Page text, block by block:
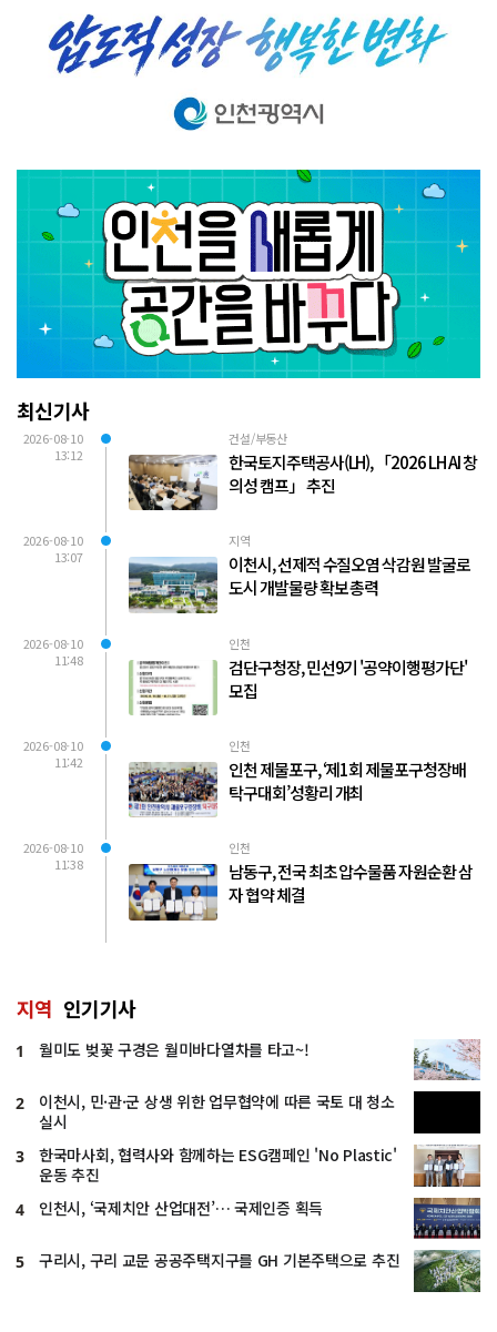
최신기사
2026-08-10
13:12
건설/부동산
한국토지주택공사(LH), 「2026 LH AI 창
의성 캠프」 추진
2026-08-10
13:07
지역
이천시, 선제적 수질오염 삭감원 발굴로
도시 개발물량 확보 총력
2026-08-10
11:48
인천
검단구청장, 민선9기 '공약이행평가단'
모집
2026-08-10
11:42
인천
인천 제물포구, ‘제1회 제물포구청장배
탁구대회’성황리 개최
2026-08-10
11:38
인천
남동구, 전국 최초 압수물품 자원순환 삼
자 협약 체결
지역 인기기사
1 월미도 벚꽃 구경은 월미바다열차를 타고~!
2
이천시, 민·관·군 상생 위한 업무협약에 따른 국토 대 청소
실시
3
한국마사회, 협력사와 함께하는 ESG캠페인 'No Plastic'
운동 추진
4 인천시, ‘국제치안 산업대전’… 국제인증 획득
5 구리시, 구리 교문 공공주택지구를 GH 기본주택으로 추진